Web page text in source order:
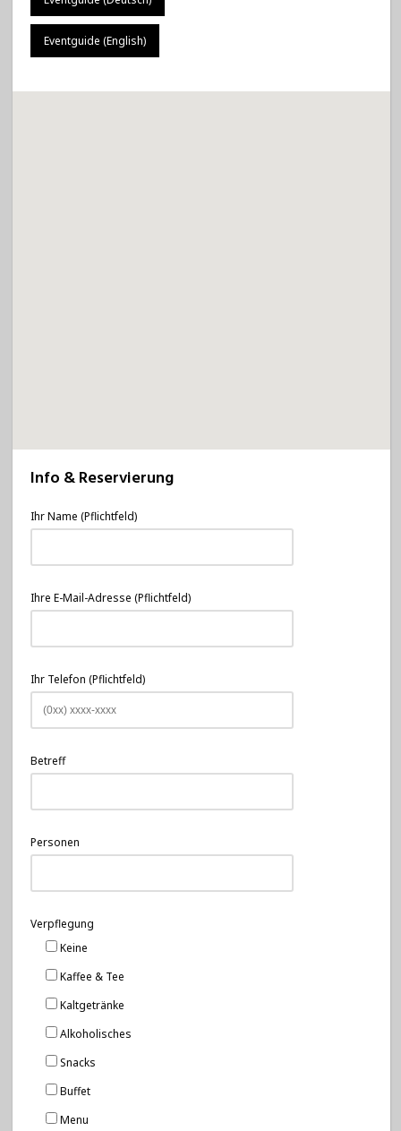
Eventguide (English)
Info & Reservierung
Ihr Name (Pflichtfeld)
Ihre E-Mail-Adresse (Pflichtfeld)
Ihr Telefon (Pflichtfeld)
Betreff
Personen
Verpflegung
Keine
Kaffee & Tee
Kaltgetränke
Alkoholisches
Snacks
Buffet
Menu